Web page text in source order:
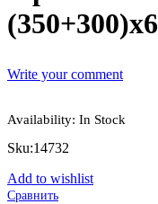
Write your comment
Availability: In Stock
Sku:14732
Add to wishlist
Сравнить